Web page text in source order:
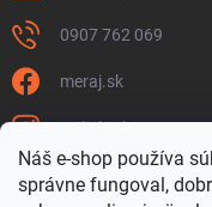
Náš e-shop používa
správne fungoval,
0907 762 069
meraj.sk
m_link_sk
https://